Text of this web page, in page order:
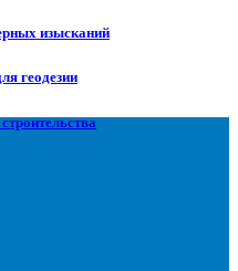
изысканий
геодезии